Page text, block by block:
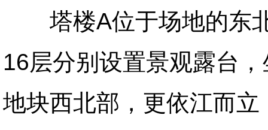
塔楼A位于场地的东北
16层分别设置景观露台
地块西北部，更依江而